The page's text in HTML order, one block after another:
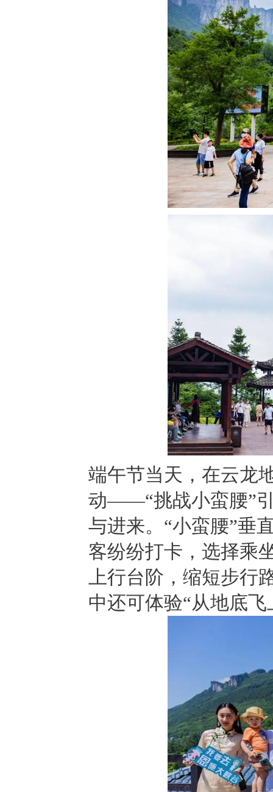
端午节当天，在云龙
动——“挑战小蛮腰”
与进来。“小蛮腰”垂
客纷纷打卡，选择乘
上行台阶，缩短步行
中还可体验“从地底